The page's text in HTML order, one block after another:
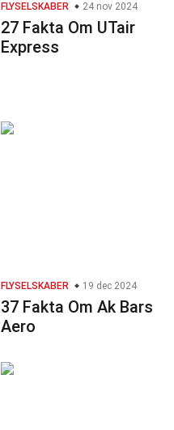
FLYSELSKABER 24 nov 2024
27 Fakta Om UTair
Express
FLYSELSKABER 19 dec 2024
37 Fakta Om Ak Bars
Aero